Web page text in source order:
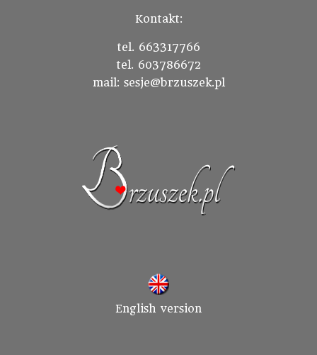
Kontakt:
tel. 663317766
tel. 603786672
mail: sesje@brzuszek.pl
English version